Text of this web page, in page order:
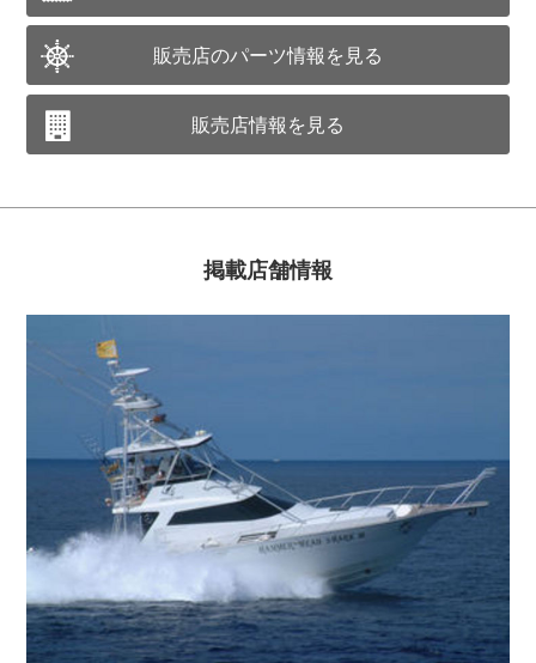
販売店のパーツ情報を見る
販売店情報を見る
掲載店舗情報